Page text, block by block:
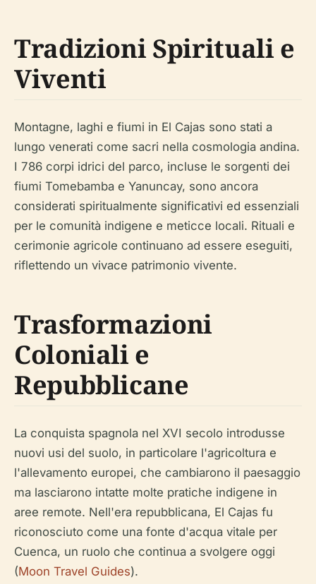
Tradizioni Spirituali e
Viventi
Montagne, laghi e fiumi in El Cajas sono stati a
lungo venerati come sacri nella cosmologia andina.
I 786 corpi idrici del parco, incluse le sorgenti dei
fiumi Tomebamba e Yanuncay, sono ancora
considerati spiritualmente significativi ed essenziali
per le comunità indigene e meticce locali. Rituali e
cerimonie agricole continuano ad essere eseguiti,
riflettendo un vivace patrimonio vivente.
Trasformazioni
Coloniali e
Repubblicane
La conquista spagnola nel XVI secolo introdusse
nuovi usi del suolo, in particolare l'agricoltura e
l'allevamento europei, che cambiarono il paesaggio
ma lasciarono intatte molte pratiche indigene in
aree remote. Nell'era repubblicana, El Cajas fu
riconosciuto come una fonte d'acqua vitale per
Cuenca, un ruolo che continua a svolgere oggi
(Moon Travel Guides).